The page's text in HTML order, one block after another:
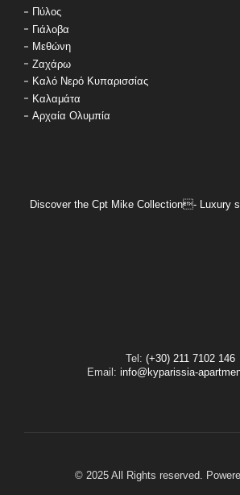
Πύλος
Γιάλοβα
Μεθώνη
Ζαχάρω
Καλό Νερό Κυπαρισσίας
Καλαμάτα
Αρχαία Ολυμπία
Discover the Cpt Mike Collection- Luxury
Tel: (+30) 211 7102 146
Email: info@kyparissia-
© 2025 All Rights reserved.